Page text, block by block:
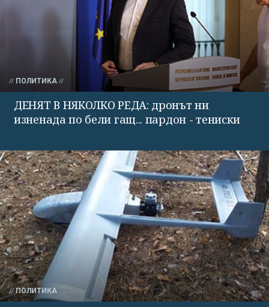
ПОЛИТИКА
ДЕНЯТ В НЯКОЛКО РЕДА: дронът ни
изненада по бели гащ... пардон - тениски
ПОЛИТИКА